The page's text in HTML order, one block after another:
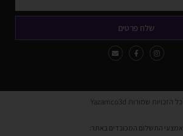
שלח פרטים
כל הזכויות שמורות Yazamco3d
אמצעי התשלום המכובדים באתר: